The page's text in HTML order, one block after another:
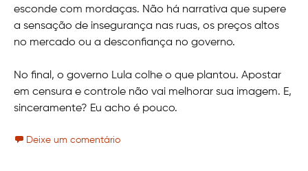
esconde com mordaças. Não há narrativa que supere
a sensação de insegurança nas ruas, os preços altos
no mercado ou a desconfiança no governo.
No final, o governo Lula colhe o que plantou. Apostar
em censura e controle não vai melhorar sua imagem. E,
sinceramente? Eu acho é pouco.
Deixe um comentário